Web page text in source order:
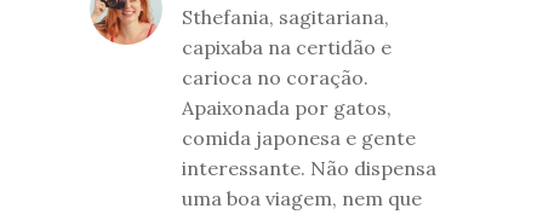
Sthefania, sagitariana,
capixaba na certidão e
carioca no coração.
Apaixonada por gatos,
comida japonesa e gente
interessante. Não dispensa
uma boa viagem, nem que